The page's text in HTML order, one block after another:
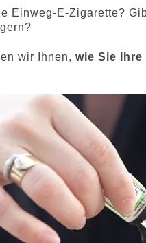
Kundenb
Einweg-E-Zigarette?
wir Ihnen,wie Sie